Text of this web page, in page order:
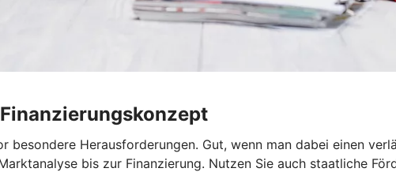
besondere Herausforderungen. Gut, wenn man dabei einen
bis zur Finanzierung. Nutzen Sie auch staatliche